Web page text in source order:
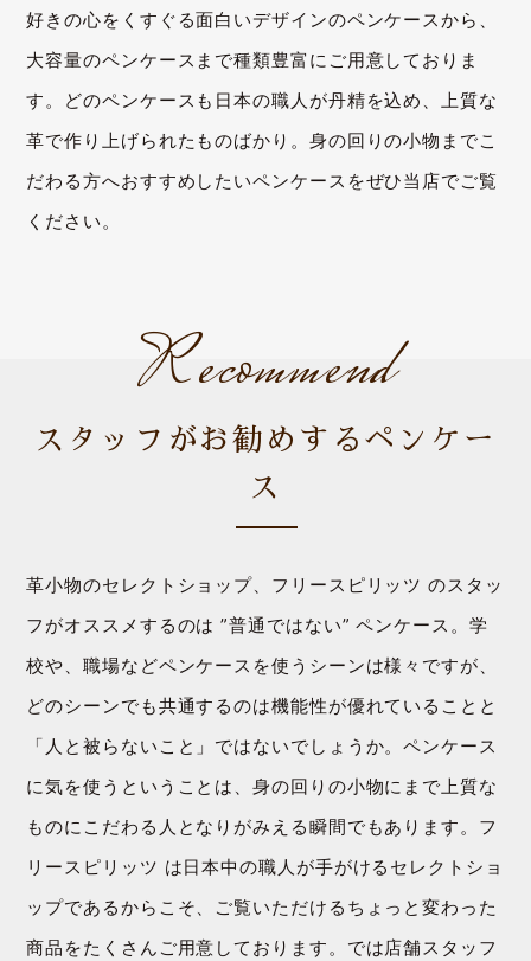
好きの心をくすぐる面白いデザインのペンケースから、
大容量のペンケースまで種類豊富にご用意しておりま
す。どのペンケースも日本の職人が丹精を込め、上質な
革で作り上げられたものばかり。身の回りの小物までこ
だわる方へおすすめしたいペンケースをぜひ当店でご覧
ください。
Recommend
スタッフがお勧めするペンケー
ス
革小物のセレクトショップ、フリースピリッツ のスタッ
フがオススメするのは ”普通ではない” ペンケース。学
校や、職場などペンケースを使うシーンは様々ですが、
どのシーンでも共通するのは機能性が優れていることと
「人と被らないこと」ではないでしょうか。ペンケース
に気を使うということは、身の回りの小物にまで上質な
ものにこだわる人となりがみえる瞬間でもあります。フ
リースピリッツ は日本中の職人が手がけるセレクトショ
ップであるからこそ、ご覧いただけるちょっと変わった
商品をたくさんご用意しております。では店舗スタッフ